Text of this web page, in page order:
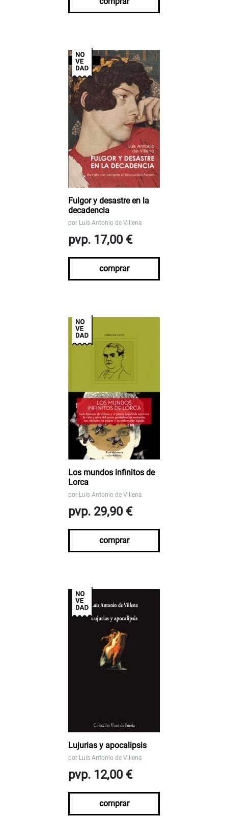
Fulgor y desastre en la
decadencia
por Luis Antonio de Villena
pvp. 17,00 €
comprar
Los mundos infinitos de
Lorca
por Luis Antonio de Villena
pvp. 29,90 €
comprar
Lujurias y apocalipsis
por Luis Antonio de Villena
pvp. 12,00 €
comprar